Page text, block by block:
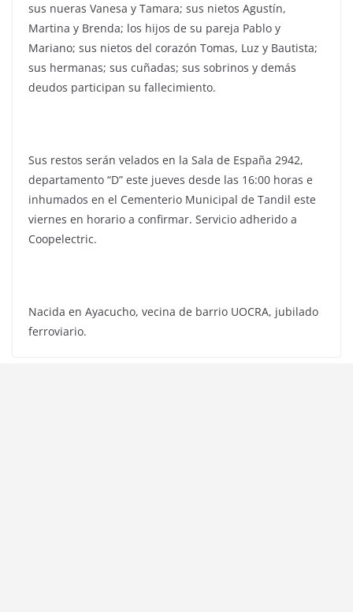
sus nueras Vanesa y Tamara; sus nietos Agustín,
Martina y Brenda; los hijos de su pareja Pablo y
Mariano; sus nietos del corazón Tomas, Luz y Bautista;
sus hermanas; sus cuñadas; sus sobrinos y demás
deudos participan su fallecimiento.
Sus restos serán velados en la Sala de España 2942,
departamento “D” este jueves desde las 16:00 horas e
inhumados en el Cementerio Municipal de Tandil este
viernes en horario a confirmar. Servicio adherido a
Coopelectric.
Nacida en Ayacucho, vecina de barrio UOCRA, jubilado
ferroviario.